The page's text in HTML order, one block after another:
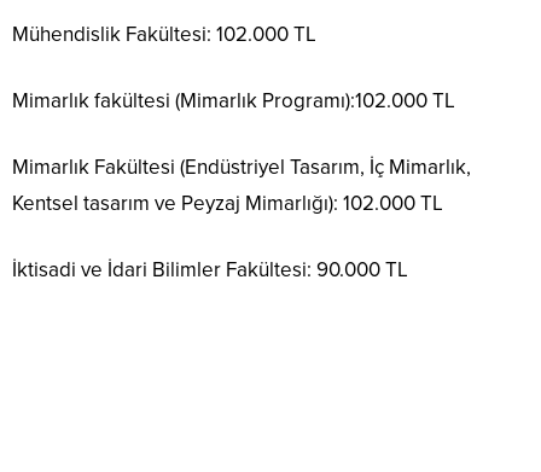
Mühendislik Fakültesi: 102.000 TL
Mimarlık fakültesi (Mimarlık Programı):102.000 TL
Mimarlık Fakültesi (Endüstriyel Tasarım, İç Mimarlık,
Kentsel tasarım ve Peyzaj Mimarlığı): 102.000 TL
İktisadi ve İdari Bilimler Fakültesi: 90.000 TL